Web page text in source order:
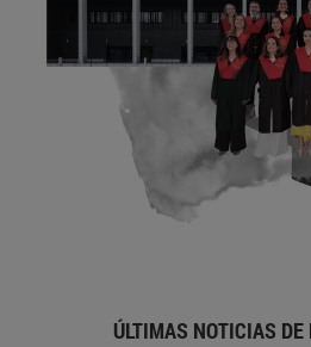
ÚLTIMAS NOTICIAS DE